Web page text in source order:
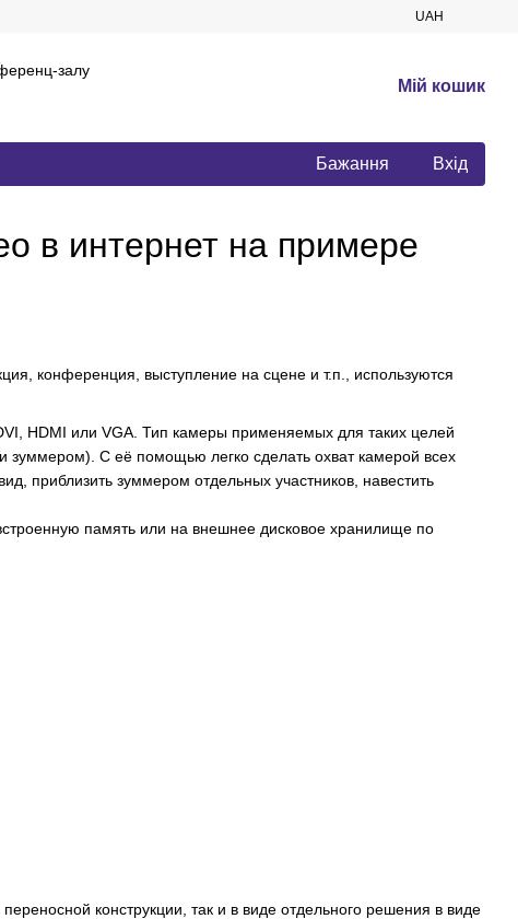
UAH
залу
Мій кошик
Бажання Вхід
в интернет на примере
конференция, выступление на сцене и т.п., используются
HDMI или VGA. Тип камеры применяемых для таких целей
зуммером). С её помощью легко сделать охват камерой всех
приблизить зуммером отдельных участников, навестить
память или на внешнее дисковое хранилище по
конструкции, так и в виде отдельного решения в виде